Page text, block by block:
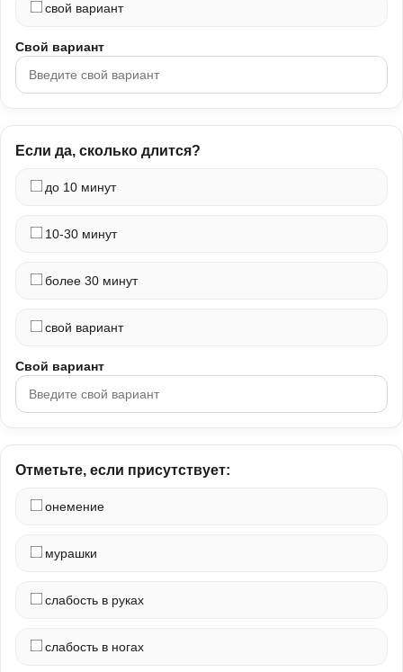
свой вариант
Свой вариант
Если да, сколько длится?
до 10 минут
10-30 минут
более 30 минут
свой вариант
Свой вариант
Отметьте, если присутствует:
онемение
мурашки
слабость в руках
слабость в ногах